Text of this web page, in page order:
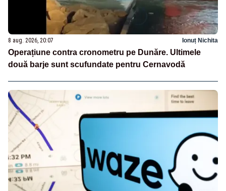
8 aug. 2026, 20:07 Ionuț Nichita
Operațiune contra cronometru pe Dunăre. Ultimele
două barje sunt scufundate pentru Cernavodă